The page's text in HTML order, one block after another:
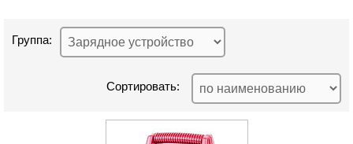
Группа:
Сортировать: